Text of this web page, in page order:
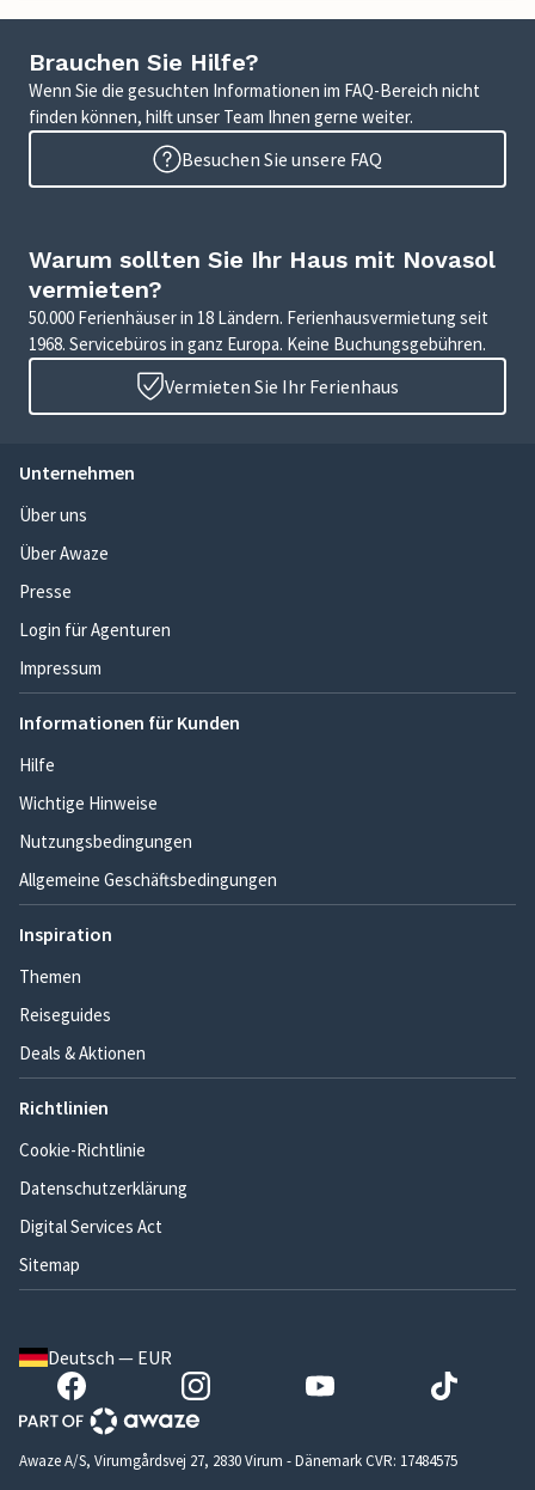
Brauchen Sie Hilfe?
Wenn Sie die gesuchten Informationen im FAQ-Bereich nicht
finden können, hilft unser Team Ihnen gerne weiter.
Besuchen Sie unsere FAQ
Warum sollten Sie Ihr Haus mit Novasol
vermieten?
50.000 Ferienhäuser in 18 Ländern. Ferienhausvermietung seit
1968. Servicebüros in ganz Europa. Keine Buchungsgebühren.
Vermieten Sie Ihr Ferienhaus
Unternehmen
Über uns
Über Awaze
Presse
Login für Agenturen
Impressum
Informationen für Kunden
Hilfe
Wichtige Hinweise
Nutzungsbedingungen
Allgemeine Geschäftsbedingungen
Inspiration
Themen
Reiseguides
Deals & Aktionen
Richtlinien
Cookie-Richtlinie
Datenschutzerklärung
Digital Services Act
Sitemap
Deutsch — EUR
Awaze A/S, Virumgårdsvej 27, 2830 Virum - Dänemark CVR: 17484575